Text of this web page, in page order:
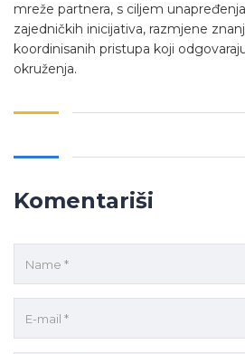
mreže partnera, s ciljem
zajedničkih inicijativa, razmjene
koordinisanih pristupa koji
okruženja.
Komentariši